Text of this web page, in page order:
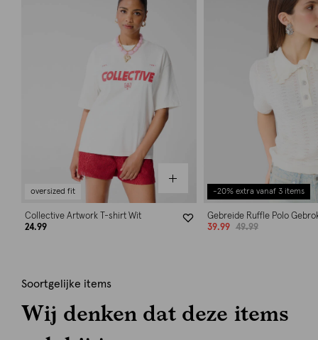
oversized fit
Collective Artwork T-shirt Wit
24.99
-20% extra vanaf 3 items
Gebreide Ruffle Polo
39.99
49.99
Soortgelijke items
Wij denken dat deze items